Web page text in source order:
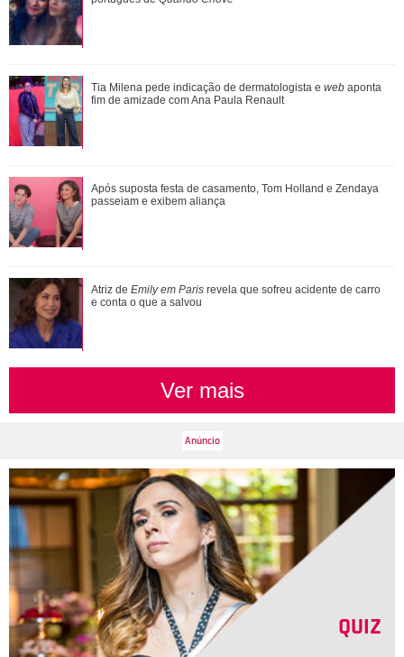
3/52
Daniel Cady e Ivete Sangalo, por exemplo, aproveitaram o
passeio que estavam fazendo pelos parques da Universal
Studios, nos Estados Unidos, para tirar essa foto para lá de
Silvia Buarque revela conversa com a filha após diagnóstico
de câncer de mama: Ela ficou m...
Vem aí! Próxima semana de Quem Ama Cuida traz
reviravoltas que irão mudar o rumo da novela
Tia Milena pede indicação de dermatologista e web aponta
fim de amizade com Ana Paula Renault
Após suposta festa de casamento, Tom Holland e Zendaya
passeiam e exibem aliança
Atriz de Emily em Paris revela que sofreu acidente de carro
e conta o que a salvou
Ver mais
QUIZ